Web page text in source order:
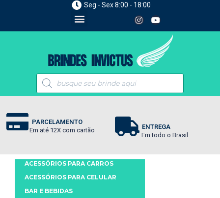
Seg - Sex 8:00 - 18:00
PARCELAMENTO
Em até 12X com cartão
ENTREGA
Em todo o Brasil
ACESSÓRIOS PARA CARROS
ACESSÓRIOS PARA CELULAR
BAR E BEBIDAS